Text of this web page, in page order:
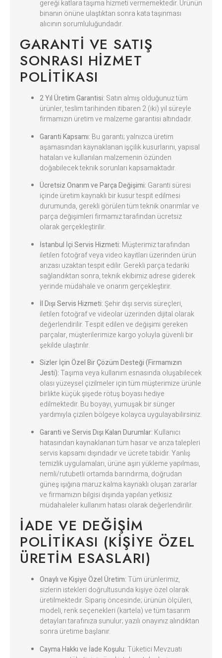
gereği katlara taşıma hizmeti vermemektedir. Ürünün
binanın önüne ulaştıktan sonra kata taşınması
alıcının sorumluluğundadır.
GARANTI VE SATIŞ
SONRASI HIZMET
POLITIKASI
2 Yıl Üretim Garantisi: Satın almış olduğunuz tüm
ürünler, teslim tarihinden itibaren 2 (iki) yıl süreyle
firmamızın üretim ve malzeme garantisi altındadır.
Garanti Kapsamı: Bu garanti; yalnızca üretim
aşamasından kaynaklanan işçilik kusurlarını, yapısal
hataları ve kullanılan malzemenin özünden
doğabilecek teknik sorunları kapsamaktadır.
Ücretsiz Onarım ve Parça Değişimi: Garanti süresi
içinde üretim kaynaklı bir kusur tespit edilmesi
durumunda, gerekli görülen tüm teknik onarımlar ve
parça değişimleri firmamız tarafından ücretsiz
olarak gerçekleştirilir.
İstanbul İçi Servis Hizmeti: Müşterimiz tarafından
iletilen fotoğraf veya video kayıtları üzerinden ürün
arızası uzaktan tespit edilir. Gerekli parça tedariki
sağlandıktan sonra, teknik ekibimiz adrese giderek
yerinde müdahale ve onarım gerçekleştirir.
İl Dışı Servis Hizmeti:Şehir dışı servis süreçleri,
iletilen fotoğraf ve videolar üzerinden dijital olarak
değerlendirilir. Tespit edilen ve değişimi gereken
parçalar, müşterilerimize kargo yoluyla güvenli bir
şekilde ulaştırılır.
Sizler İçin Özel Bir Çözüm Desteği (Firmamızın
Jesti):Taşıma veya kullanım esnasında oluşabilecek
olası yüzeysel çizilmeler için tüm müşterimize ürünle
birlikte küçük şişede rötuş boyası hediye
edilmektedir. Bu boyayı, yumuşak bir sünger
yardımıyla çizilen bölgeye kolayca uygulayabilirsiniz.
Garanti ve Servis Dışı Kalan Durumlar: Kullanıcı
hatasından kaynaklanan tüm hasar ve arıza talepleri
servis kapsamı dışındadır ve ücrete tabidir. Yanlış
temizlik uygulamaları, ürüne aşırı yükleme yapılması,
nemli/rutubetli ortamda barındırma, doğrudan
güneş ışığına maruz kalma kaynaklı oluşan zararlar
ve firmamızın bilgisi dışında yapılan yetkisiz
müdahaleler kullanım hatası olarak değerlendirilir.
İADE VE DEĞIŞIM
POLITIKASI (KIŞIYE ÖZEL
ÜRETIM ESASLARI)
Onaylı ve Kişiye Özel Üretim:Tüm ürünlerimiz,
sizlerin istekleri doğrultusunda kişiye özel olarak
üretilmektedir. Sipariş öncesinde; ürünün ölçüleri,
modeli, renk seçenekleri (kartela) ve tüm tasarım
detayları tarafınıza sunulur; yazılı onayınız alındıktan
sonra üretime başlanır.
Cayma Hakkı ve İade Koşulu:Tüketici Mevzuatı